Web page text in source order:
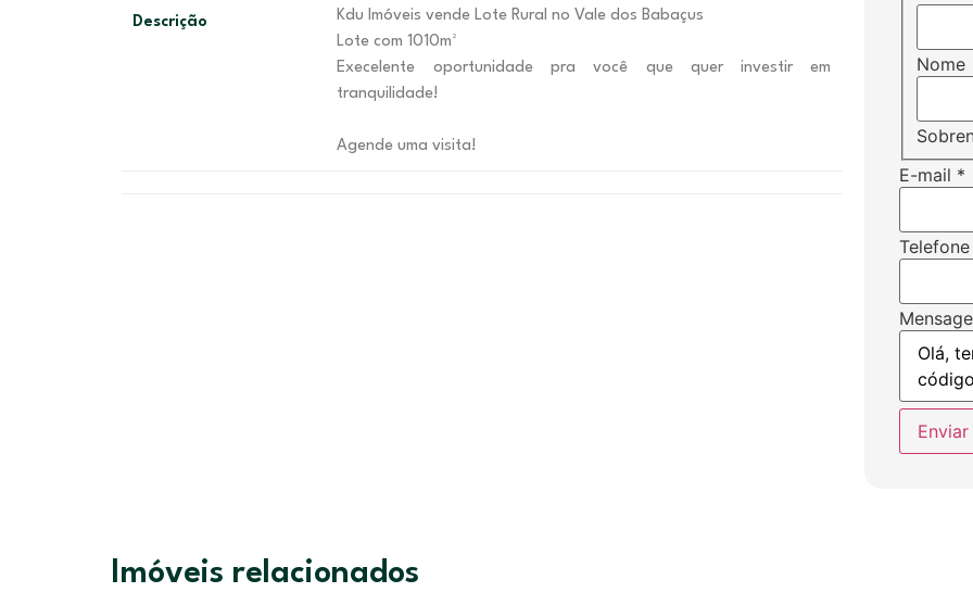
Descrição
Kdu Imóveis vende Lote Rural no Vale dos Babaçus
Lote com 1010m²
Execelente oportunidade pra você que quer investir em
tranquilidade!
Agende uma visita!
Nome
E-mail *
Telefone
Enviar
Imóveis relacionados